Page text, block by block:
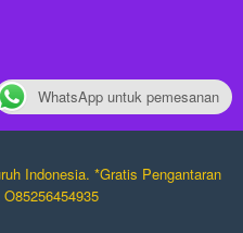
Indonesia. *Gratis Pengantaran
WhatsApp untuk pemesanan